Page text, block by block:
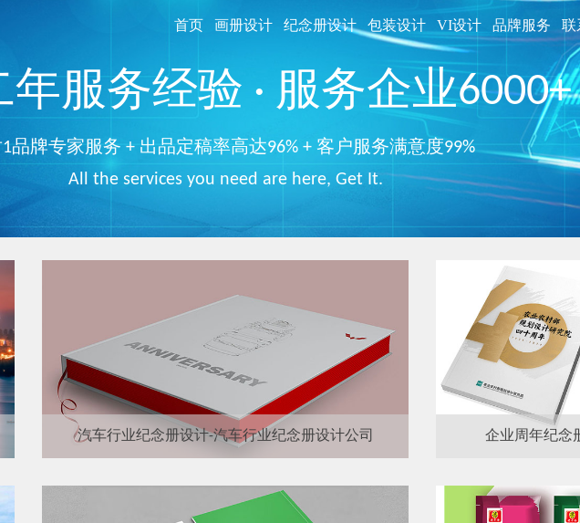
首页 画册设计 纪念册设计 包装设计 VI设计 品牌服务 联
服务经验 · 服务企业6000+
品牌专家服务 + 出品定稿率高达96% + 客户服务满意度99%
All the services you need are here, Get It.
汽车行业纪念册设计-汽车行业纪念册设计公司 企业周年纪念